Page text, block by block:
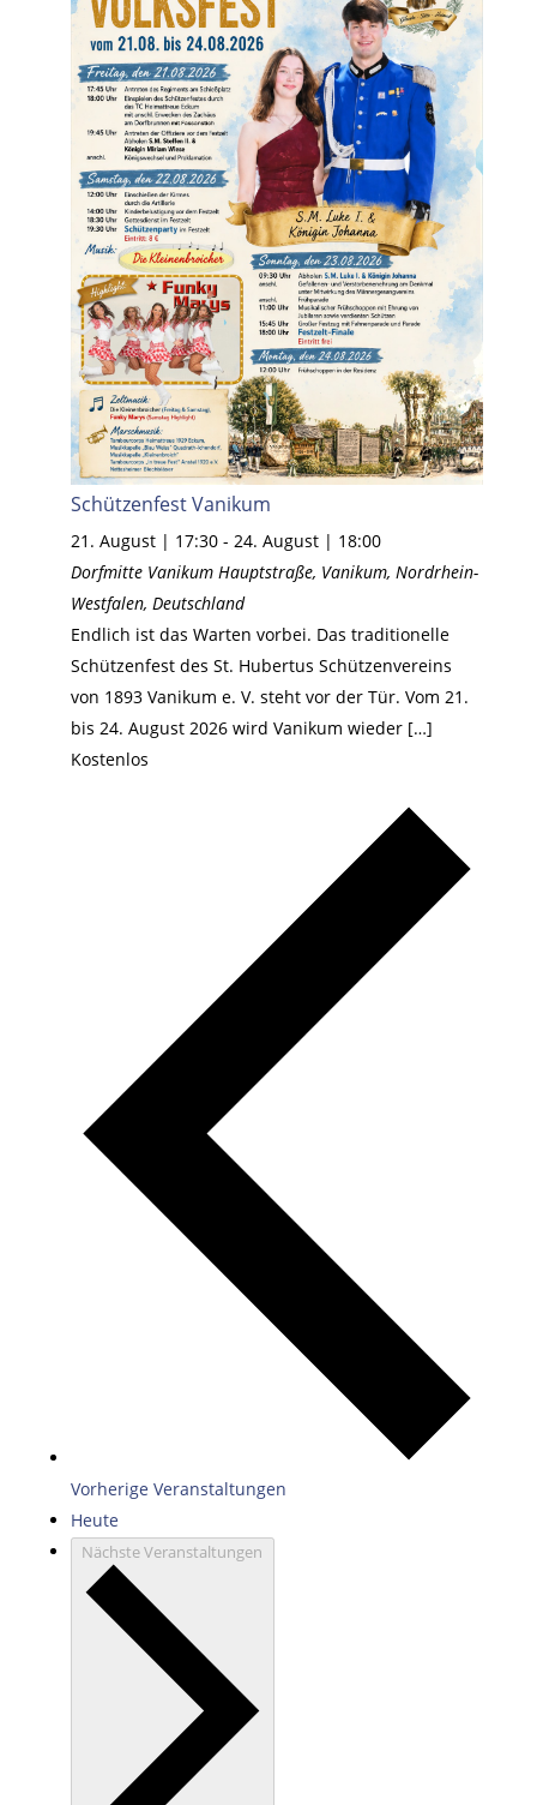
Schützenfest Vanikum
21. August | 17:30- 24. August | 18:00
Dorfmitte Vanikum Hauptstraße, Vanikum, Nordrhein-
Westfalen, Deutschland
Endlich ist das Warten vorbei. Das traditionelle
Schützenfest des St. Hubertus Schützenvereins
von 1893 Vanikum e. V. steht vor der Tür. Vom 21.
bis 24. August 2026 wird Vanikum wieder […]
Kostenlos
Vorherige Veranstaltungen
Heute
NächsteVeranstaltungen